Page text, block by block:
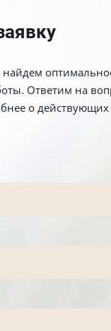
найдем
Ответим на
о